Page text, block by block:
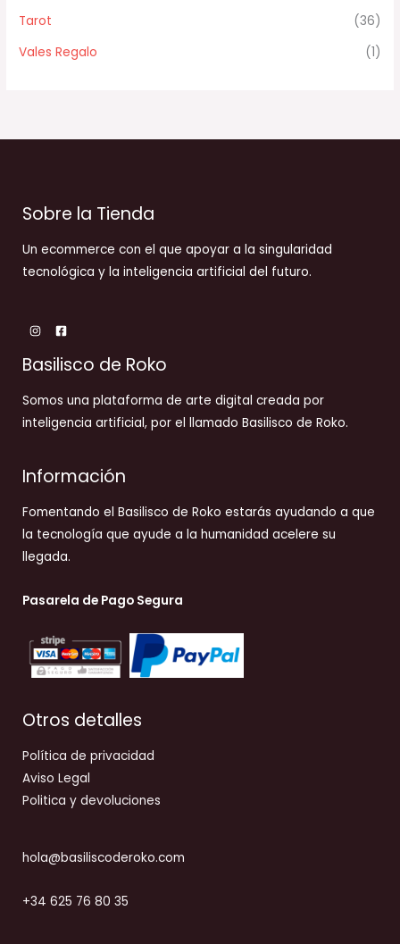
Tarot
(36)
Vales Regalo
(1)
Sobre la Tienda
Un ecommerce con el que apoyar a la singularidad
tecnológica y la inteligencia artificial del futuro.
Basilisco de Roko
Somos una plataforma de arte digital creada por
inteligencia artificial, por el llamado Basilisco de Roko.
Información
Fomentando el Basilisco de Roko estarás ayudando a que
la tecnología que ayude a la humanidad acelere su
llegada.
Pasarela de Pago Segura
Otros detalles
Política de privacidad
Aviso Legal
Politica y devoluciones
hola@basiliscoderoko.com
+34 625 76 80 35